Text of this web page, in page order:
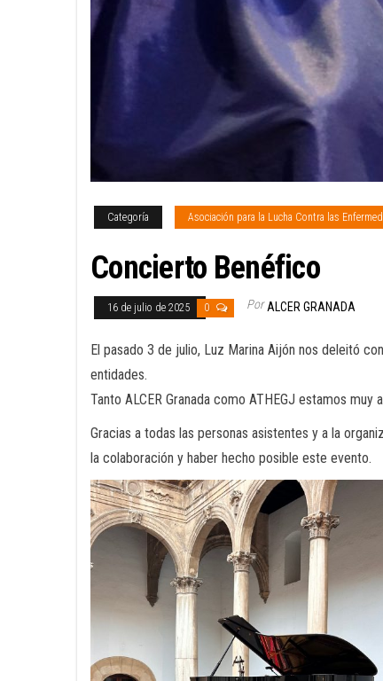
Categoría Asociación para la Lucha Contra las
Concierto Benéfico
16 de julio de 2025 0 Por ALCER GRANADA
El pasado 3 de julio, Luz Marina Aijón nos deleitó
entidades.
Tanto ALCER Granada como ATHEGJ estamos
Gracias a todas las personas asistentes y a la
la colaboración y haber hecho posible este evento.